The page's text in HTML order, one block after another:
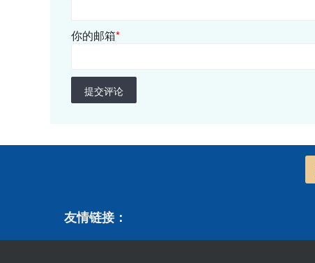
你的邮箱*
提交评论
友情链接：